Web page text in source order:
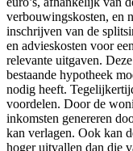
verbouwingskosten, en
inschrijven van de
en advieskosten voor
relevante uitgaven.
bestaande hypotheek
nodig heeft.
voordelen. Door de
inkomsten genereren
kan verlagen. Ook kan
hoger uitvallen dan die